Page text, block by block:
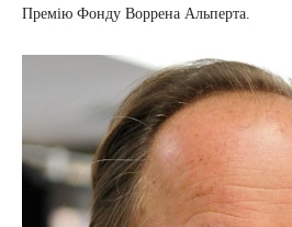
Премію Фонду Воррена Альперта.